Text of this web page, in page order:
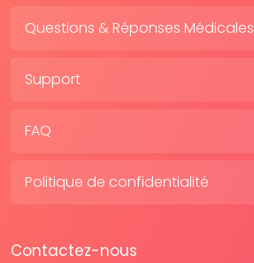
Questions & Réponses Médicales
Support
FAQ
Politique de confidentialité
Contactez-nous